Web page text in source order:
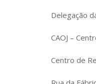
Delegação
CAOJ –
Centro de